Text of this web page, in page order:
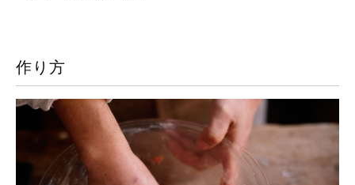
作り方